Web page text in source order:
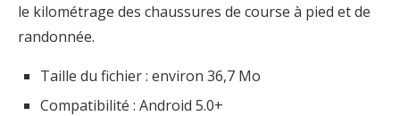
le kilométrage des chaussures de course à pied et de
randonnée.
Taille du fichier : environ 36,7 Mo
Compatibilité : Android 5.0+